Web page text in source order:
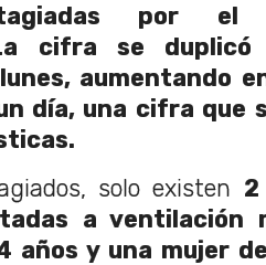
por el
cifra se
aumentando
día, una cifra que
solo existen 2
a ventilación
años y una mujer